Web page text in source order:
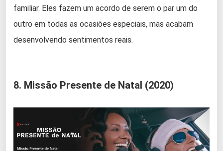
familiar. Eles fazem um acordo de serem o par um do
outro em todas as ocasiões especiais, mas acabam
desenvolvendo sentimentos reais.
8. Missão Presente de Natal (2020)